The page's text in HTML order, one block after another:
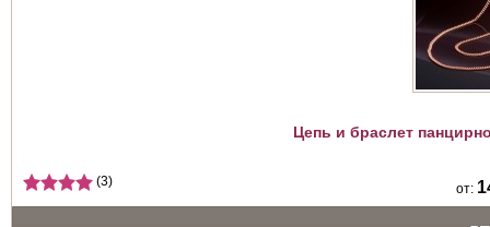
Цепь и браслет
от:
(3)